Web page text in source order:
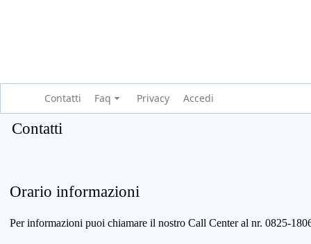
Contatti Faq Privacy Accedi
Contatti
Orario informazioni
Per informazioni puoi chiamare il nostro Call Center al nr. 0825-